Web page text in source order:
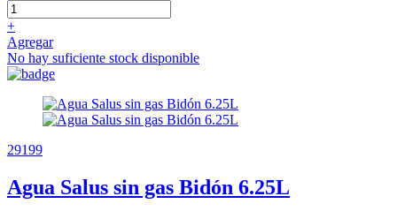
+
Agregar
No hay suficiente stock disponible
29199
Agua Salus sin gas Bidón 6.25L